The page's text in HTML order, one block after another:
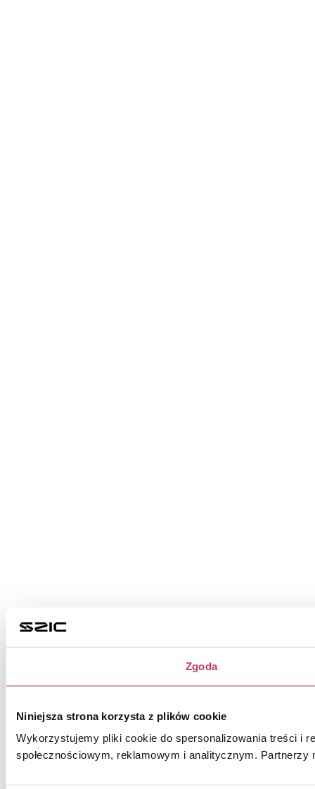
Zgoda
Niniejsza strona korzysta z plików cookie
Wykorzystujemy pliki cookie do spersonalizowania treści i
społecznościowym, reklamowym i analitycznym.